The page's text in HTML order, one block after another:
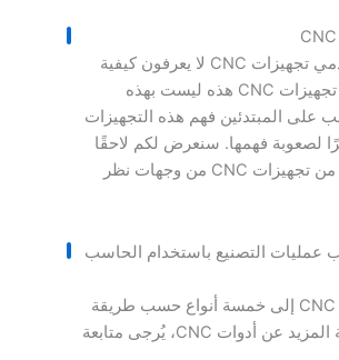
معظم مستخدمي تجهيزات CNC لا يعرفون كيفية
تصنيفها. نعم، تجهيزات CNC هذه ليست بهذه
على المبتدئين فهم هذه التجهيزات
لصعوبة فهمها. سنعرض لكم لاحقًا
أنواعًا مختلفة من تجهيزات CNC من وجهات نظر
التصنيع باستخدام الحاسب
تُقسّم مشابك CNC إلى خمسة أنواع حسب طريقة
عملها. لمعرفة المزيد عن أدوات CNC، يُرجى متابعة